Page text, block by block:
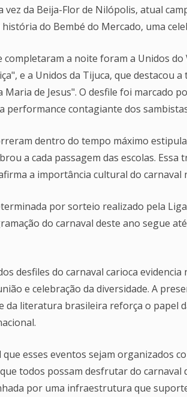
vez da Beija-Flor de Nilópolis, atual
do Bembé do Mercado, uma
completaram a noite foram a Unidos
e a Unidos da Tijuca, que destacou
Maria de Jesus". O desfile foi marcado
performance contagiante dos
dentro do tempo máximo
a cada passagem das escolas. Essa
a importância cultural do carnaval
por sorteio realizado pela
do carnaval deste ano segue
desfiles do carnaval carioca
e celebração da diversidade. A
da literatura brasileira reforça o papel
esses eventos sejam organizados
todos possam desfrutar do carnaval
por uma infraestrutura que